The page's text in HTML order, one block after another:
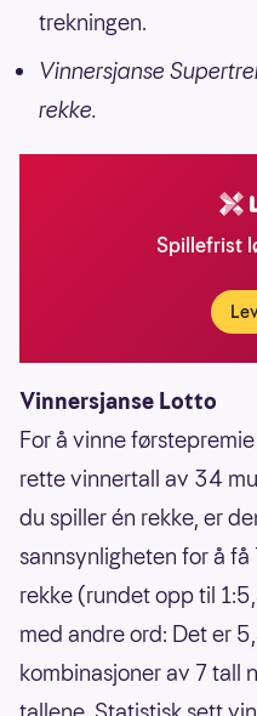
trekningen.
Vinnersjanse
rekke.
Spillefrist
Vinnersjanse Lotto
For å vinne
rette vinnertall av 34
du spiller én rekke, er
sannsynligheten for å
rekke (rundet opp til
med andre ord: Det er
kombinasjoner av 7 tall